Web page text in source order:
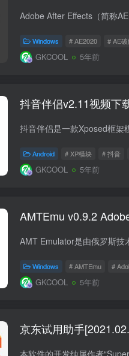
Windows # AE2020 # AE
GKCOOL 5年前
抖音伴侣v2.11视频下
Android # XP模块 # 抖音
GKCOOL 5年前
AMTEmu v0.9.2
Windows # AMTEmu #
GKCOOL 5年前
京东试用助手